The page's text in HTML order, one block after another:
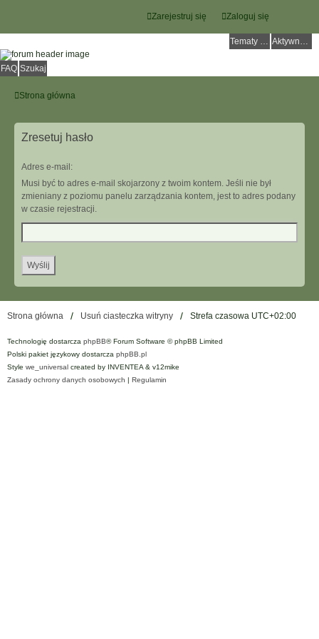
Zaloguj się
Zarejestruj się
Tematy bez odpowiedzi Aktywne tematy
FAQ Szukaj
Strona główna
Zresetuj hasło
Adres e-mail:
Musi być to adres e-mail skojarzony z twoim kontem. Jeśli nie był
zmieniany z poziomu panelu zarządzania kontem, jest to adres podany
w czasie rejestracji.
Strona główna Usuń ciasteczka witryny Strefa czasowa UTC+02:00
Technologię dostarcza phpBB® Forum Software © phpBB Limited
Polski pakiet językowy dostarcza phpBB.pl
Style we_universal created by INVENTEA & v12mike
Zasady ochrony danych osobowych | Regulamin